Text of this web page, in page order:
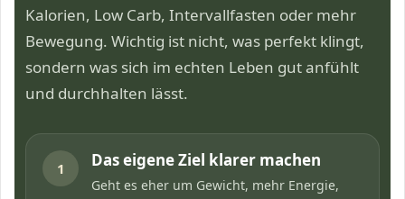
Kalorien, Low Carb, Intervallfasten oder mehr
Bewegung. Wichtig ist nicht, was perfekt klingt,
sondern was sich im echten Leben gut anfühlt
und durchhalten lässt.
1 Das eigene Ziel klarer machen
Geht es eher um Gewicht, mehr Energie,